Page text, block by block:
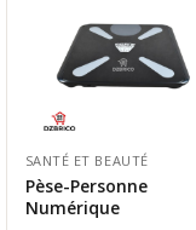
SANTÉ ET BEAUTÉ
Pèse-Personne
Numérique